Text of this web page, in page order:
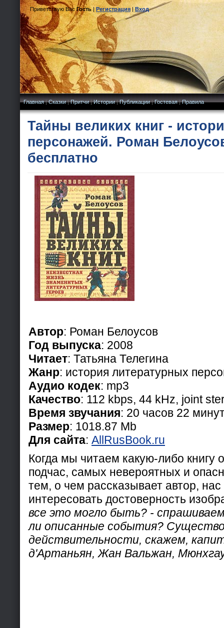
Приветствую Вас Гость|Регистрация|Вход
Главная|Сказки|Притчи|Истории|Публикации|Гостевая|Правила
Тайны великих книг -
персонажей. Роман
бесплатно
Автор: Роман Белоусов
Год выпуска: 2008
Читает: Татьяна Телегина
Жанр: история литературных
Аудио кодек: mp3
Качество: 112 kbps, 44 kHz, joint
Время звучания: 20 часов 22
Размер: 1018.87 Mb
Для сайта: AllRusBook.ru
Когда мы читаем какую-либо книгу
подчас, самых невероятных и
тем, о чем рассказывает автор, нас
интересовать достоверность
все это могло быть? -
ли описанные события?
действительности, скажем,
д'Артаньян, Жан Вальжан,